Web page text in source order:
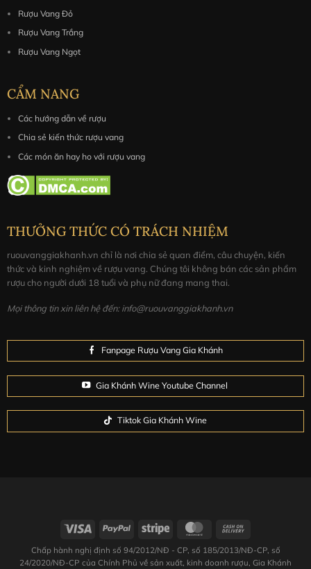
Rượu Vang Đỏ
Rượu Vang Trắng
Rượu Vang Ngọt
CẨM NANG
Các hướng dẫn về rượu
Chia sẻ kiến thức rượu vang
Các món ăn hay ho với rượu vang
THƯỞNG THỨC CÓ TRÁCH NHIỆM
ruouvanggiakhanh.vn chỉ là nơi chia sẻ quan điểm, câu chuyện, kiến
thức và kinh nghiệm về rượu vang. Chúng tôi không bán các sản phẩm
rượu cho người dưới 18 tuổi và phụ nữ đang mang thai.
Mọi thông tin xin liên hệ đến: info@ruouvanggiakhanh.vn
Fanpage Rượu Vang Gia Khánh
Gia Khánh Wine Youtube Channel
Tiktok Gia Khánh Wine
Chấp hành nghị định số 94/2012/NĐ - CP, số 185/2013/NĐ-CP, số
24/2020/NĐ-CP của Chính Phủ về sản xuất, kinh doanh rượu, Gia Khánh